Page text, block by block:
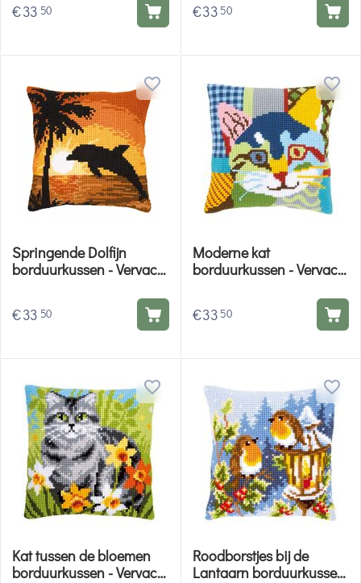
€33 50
€33 50
Springende Dolfijn
borduurkussen - Vervaco
€33 50
Moderne kat
borduurkussen - Vervaco
€33 50
Kat tussen de bloemen
borduurkussen - Vervaco
Roodborstjes bij de
Lantaarn borduurkussen